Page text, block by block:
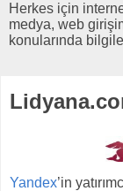
Herkes için
medya, web
konularında
Yandex’in